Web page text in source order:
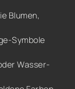
Blumen,
Symbole
Wasser-